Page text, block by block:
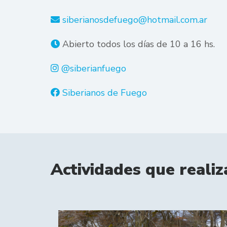
siberianosdefuego@hotmail.com.ar
Abierto todos los días de 10 a 16 hs.
@siberianfuego
Siberianos de Fuego
Actividades que